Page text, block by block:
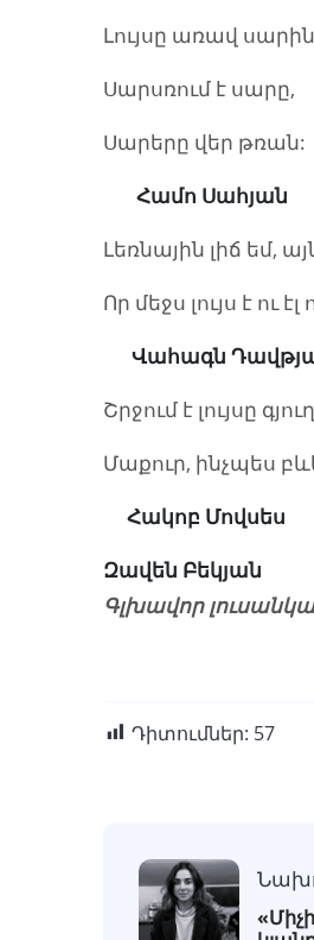
Լույսը առավ
Սարսռում է սարը,
Սարերը վեր թռան:
Համո Սահյան
Լեռնային լիճ եմ,
Որ մեջս լույս է ու էլ
Վահագն
Շրջում է լույսը
Մաքուր, ինչպես
Հակոբ Մովսես
Զավեն Բեկյան
Գլխավոր
Դիտումներ: 57